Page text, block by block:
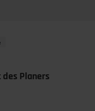
des Planers